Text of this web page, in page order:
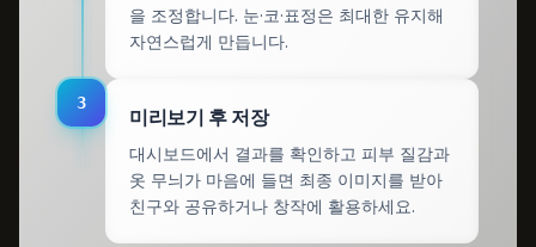
을 조정합니다. 눈·코·표정은 최대한 유지해
자연스럽게 만듭니다.
3
미리보기 후 저장
대시보드에서 결과를 확인하고 피부 질감과
옷 무늬가 마음에 들면 최종 이미지를 받아
친구와 공유하거나 창작에 활용하세요.